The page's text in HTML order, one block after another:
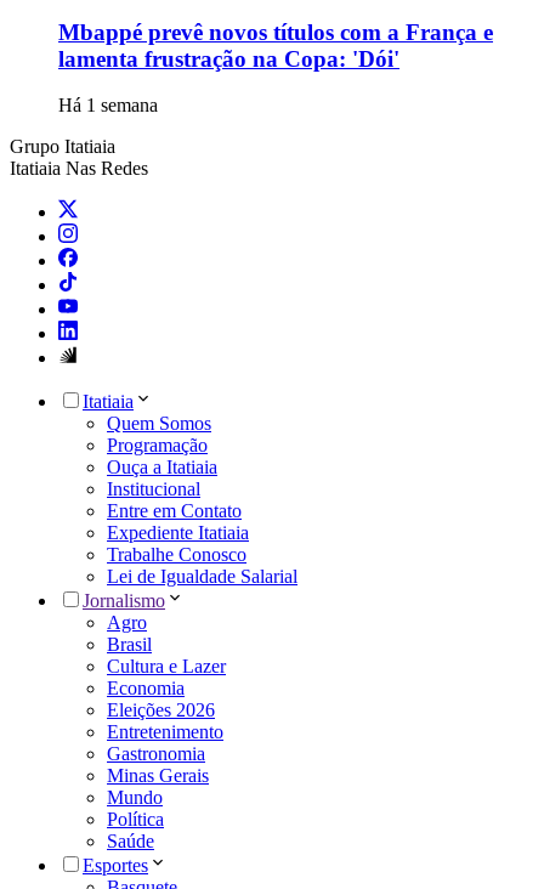
Mbappé prevê novos títulos com a França e
lamenta frustração na Copa: 'Dói'
Há 1 semana
Grupo Itatiaia
Itatiaia Nas Redes
Itatiaia
Quem Somos
Programação
Ouça a Itatiaia
Institucional
Entre em Contato
Expediente Itatiaia
Trabalhe Conosco
Lei de Igualdade Salarial
Jornalismo
Agro
Brasil
Cultura e Lazer
Economia
Eleições 2026
Entretenimento
Gastronomia
Minas Gerais
Mundo
Política
Saúde
Esportes